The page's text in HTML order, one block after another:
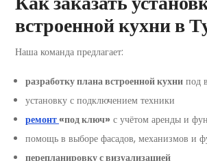
встроенной кухни в
Наша команда предлагает:
разработку плана встроенной кухни под
установку с подключением техники
ремонт«под ключ» с учётом аренды и
помощь в выборе фасадов, механизмов и
перепланировку с визуализацией